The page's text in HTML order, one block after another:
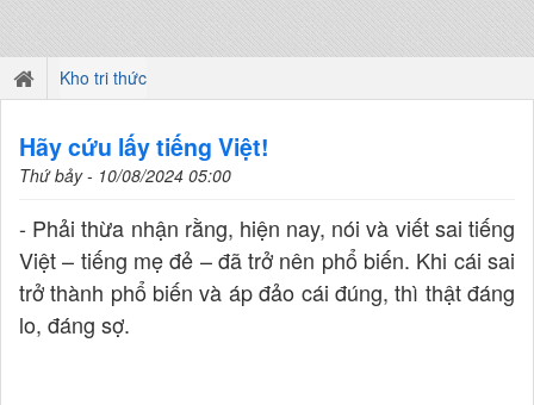
Kho tri thức
Hãy cứu lấy tiếng Việt!
Thứ bảy - 10/08/2024 05:00
- Phải thừa nhận rằng, hiện nay, nói và viết sai tiếng
Việt – tiếng mẹ đẻ – đã trở nên phổ biến. Khi cái sai
trở thành phổ biến và áp đảo cái đúng, thì thật đáng
lo, đáng sợ.